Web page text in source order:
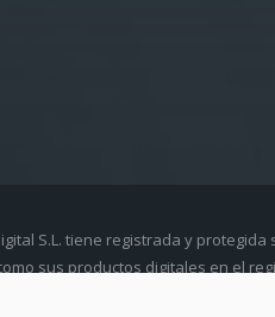
S.L. tiene registrada y protegida
sus productos digitales en el